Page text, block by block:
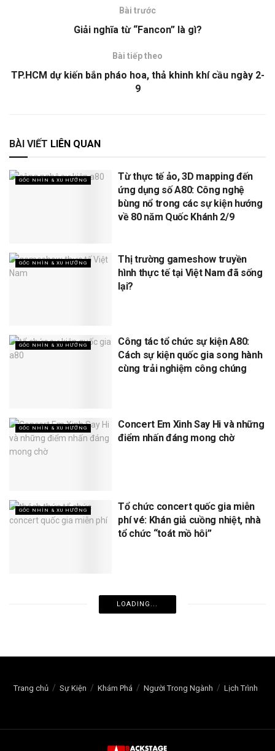
Bài trước
Giải nghĩa từ “Fancon” là gì?
Bài tiếp theo
TP.HCM dự kiến bắn pháo hoa, thả khinh khí cầu ngày 2-
9
BÀI VIẾT LIÊN QUAN
GÓC NHÌN & XU HƯỚNG
Từ thực tế ảo, 3D mapping đến
ứng dụng số A80: Công nghệ
bùng nổ trong các sự kiện hướng
về 80 năm Quốc Khánh 2/9
GÓC NHÌN & XU HƯỚNG
Thị trường gameshow truyền
hình thực tế tại Việt Nam đã sống
lại?
GÓC NHÌN & XU HƯỚNG
Công tác tổ chức sự kiện A80:
Cách sự kiện quốc gia song hành
cùng trải nghiệm công chúng
GÓC NHÌN & XU HƯỚNG
Concert Em Xinh Say Hi và những
điểm nhấn đáng mong chờ
GÓC NHÌN & XU HƯỚNG
Tổ chức concert quốc gia miễn
phí vé: Khán giả cuồng nhiệt, nhà
tổ chức “toát mồ hôi”
LOADING...
Trang chủ Sự Kiện Khám Phá Người Trong Ngành Lịch Trình